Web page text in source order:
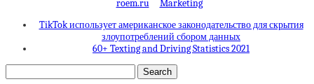
roem.ru
Marketing
TikTok использует американское законодательство для скрытия
злоупотреблений сбором данных
60+ Texting and Driving Statistics 2021